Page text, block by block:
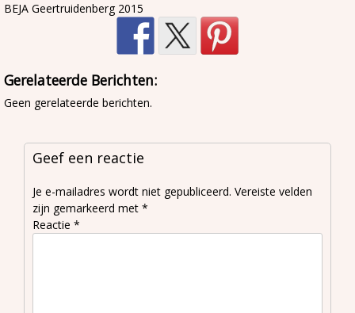
BEJA Geertruidenberg 2015
Gerelateerde Berichten:
Geen gerelateerde berichten.
Geef een reactie
Je e-mailadres wordt niet gepubliceerd. Vereiste velden
zijn gemarkeerd met *
Reactie *